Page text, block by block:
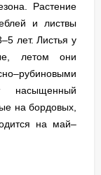
Растение
и листвы
лет. Листья у
летом они
насыщенный
на бордовых,
на май–